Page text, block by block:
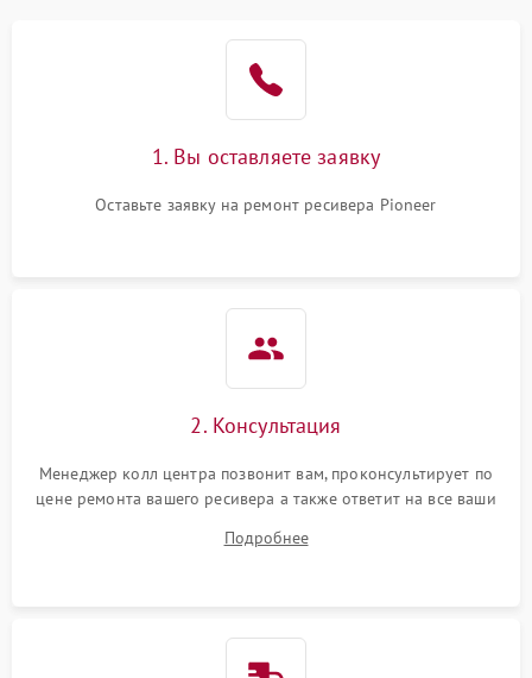
1. Вы оставляете заявку
Оставьте заявку на ремонт ресивера Pioneer
2. Консультация
Менеджер колл центра позвонит вам, проконсультирует по
цене ремонта вашего ресивера а также ответит на все ваши
Подробнее